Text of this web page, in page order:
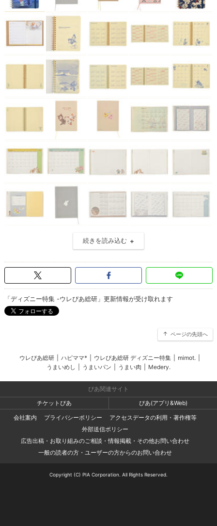
続きを読み込む
「ディズニー特集 -ウレぴあ総研」更新情報が受け取れます
ページの先頭へ
ウレぴあ総研 ハピママ* ウレぴあ総研 ディズニー特集 mimot.
うまいめし
うまいパン うまい肉 Medery.
ぴあ関連サイト
チケットぴあ
ぴあ(アプリ&Web)
会社案内
プライバシーポリシー
アクセスデータの利用・著作権等
外部送信ポリシー
広告出稿・お取り組みのご相談・情報掲載・その他お問い合わせ
一般の読者の方・ユーザーの方からのお問い合わせ
Copyright (C) PIA Corporation. All Rights Reserved.